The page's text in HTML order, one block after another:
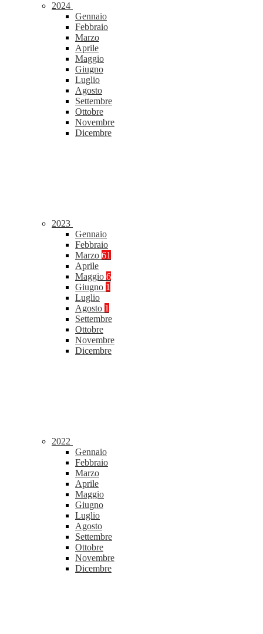
2024
Gennaio
Febbraio
Marzo
Aprile
Maggio
Giugno
Luglio
Agosto
Settembre
Ottobre
Novembre
Dicembre
2023
Gennaio
Febbraio
Marzo 61
Aprile
Maggio 6
Giugno 1
Luglio
Agosto 1
Settembre
Ottobre
Novembre
Dicembre
2022
Gennaio
Febbraio
Marzo
Aprile
Maggio
Giugno
Luglio
Agosto
Settembre
Ottobre
Novembre
Dicembre